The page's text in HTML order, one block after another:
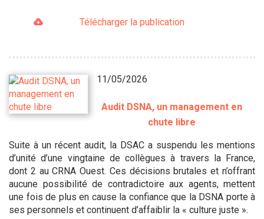
Télécharger la publication
11/05/2026
Audit DSNA, un management en
chute libre
Suite à un récent audit, la DSAC a suspendu les mentions
d’unité d’une vingtaine de collègues à travers la France,
dont 2 au CRNA Ouest. Ces décisions brutales et n’offrant
aucune possibilité de contradictoire aux agents, mettent
une fois de plus en cause la confiance que la DSNA porte à
ses personnels et continuent d’affaiblir la « culture juste ».